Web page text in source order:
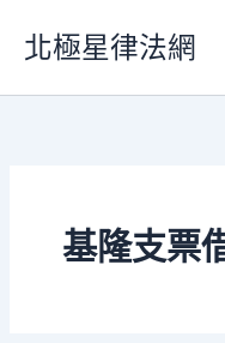
要
北極星律法網
基隆支票